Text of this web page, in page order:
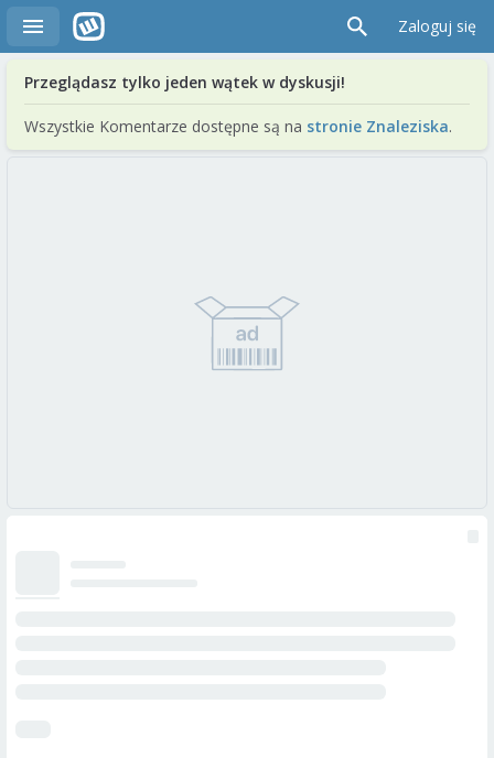
Zaloguj się
Przeglądasz tylko jeden wątek w dyskusji!
Wszystkie Komentarze dostępne są na stronie Znaleziska.